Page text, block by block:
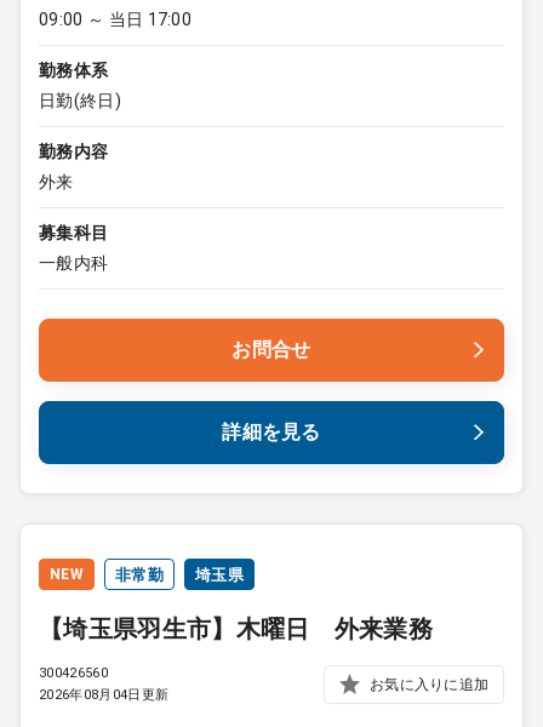
09:00 ～ 当日 17:00
勤務体系
日勤(終日)
勤務内容
外来
募集科目
一般内科
お問合せ
詳細を見る
NEW 非常勤 埼玉県
【埼玉県羽生市】木曜日 外来業務
300426560
2026年08月04日更新
お気に入りに追加